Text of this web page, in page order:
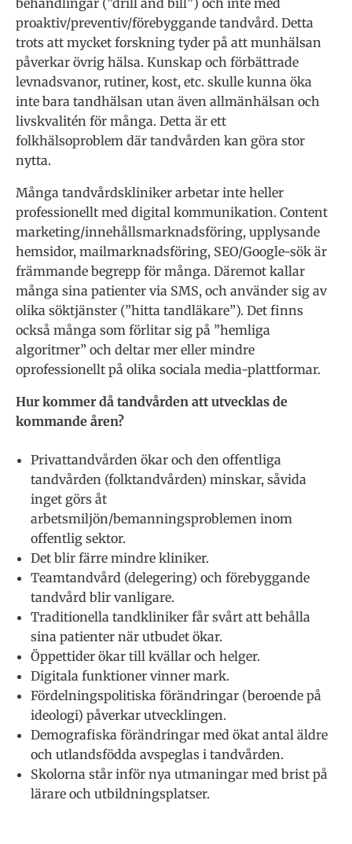
behandlingar (”drill and bill”) och inte med
proaktiv/preventiv/förebyggande tandvård. Detta
trots att mycket forskning tyder på att munhälsan
påverkar övrig hälsa. Kunskap och förbättrade
levnadsvanor, rutiner, kost, etc. skulle kunna öka
inte bara tandhälsan utan även allmänhälsan och
livskvalitén för många. Detta är ett
folkhälsoproblem där tandvården kan göra stor
nytta.
Många tandvårdskliniker arbetar inte heller
professionellt med digital kommunikation. Content
marketing/innehållsmarknadsföring, upplysande
hemsidor, mailmarknadsföring, SEO/Google-sök är
främmande begrepp för många. Däremot kallar
många sina patienter via SMS, och använder sig av
olika söktjänster (”hitta tandläkare”). Det finns
också många som förlitar sig på ”hemliga
algoritmer” och deltar mer eller mindre
oprofessionellt på olika sociala media-plattformar.
Hur kommer då tandvården att utvecklas de
kommande åren?
Privattandvården ökar och den offentliga
tandvården (folktandvården) minskar, såvida
inget görs åt
arbetsmiljön/bemanningsproblemen inom
offentlig sektor.
Det blir färre mindre kliniker.
Teamtandvård (delegering) och förebyggande
tandvård blir vanligare.
Traditionella tandkliniker får svårt att behålla
sina patienter när utbudet ökar.
Öppettider ökar till kvällar och helger.
Digitala funktioner vinner mark.
Fördelningspolitiska förändringar (beroende på
ideologi) påverkar utvecklingen.
Demografiska förändringar med ökat antal äldre
och utlandsfödda avspeglas i tandvården.
Skolorna står inför nya utmaningar med brist på
lärare och utbildningsplatser.